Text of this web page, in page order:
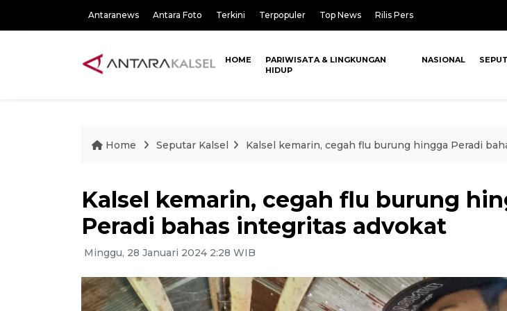
Antaranews Antara Foto Terkini Terpopuler Top News Rilis Pers
HOME
PARIWISATA & LINGKUNGAN
HIDUP
NASIONAL
Home Seputar Kalsel Kalsel kemarin, cegah flu burung hingga Peradi
Kalsel kemarin, cegah flu burung
Peradi bahas integritas advokat
Minggu, 28 Januari 2024 2:28 WIB